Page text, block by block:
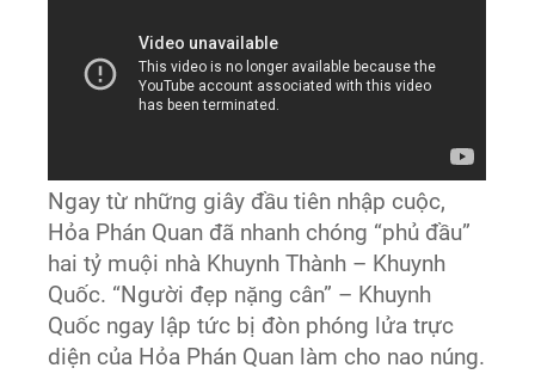
Ngay từ những giây đầu tiên nhập cuộc,
Hỏa Phán Quan đã nhanh chóng “phủ đầu”
hai tỷ muội nhà Khuynh Thành – Khuynh
Quốc. “Người đẹp nặng cân” – Khuynh
Quốc ngay lập tức bị đòn phóng lửa trực
diện của Hỏa Phán Quan làm cho nao núng.